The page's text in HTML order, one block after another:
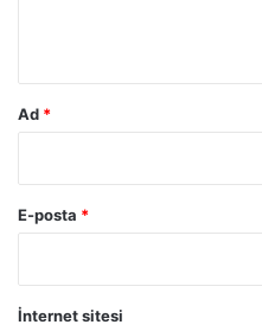
Ad *
E-posta *
İnternet sitesi